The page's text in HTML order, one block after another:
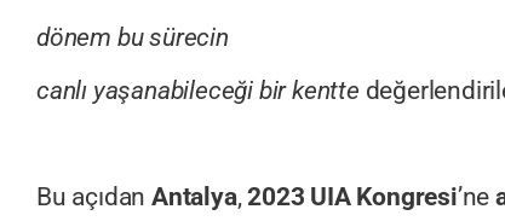
dönem bu sürecin
canlı yaşanabileceği bir kentte
Bu açıdan Antalya,2023 UIA Kongresi’ne